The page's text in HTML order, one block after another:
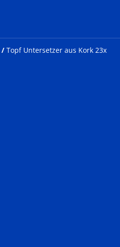
/ Topf Untersetzer aus Kork 23x